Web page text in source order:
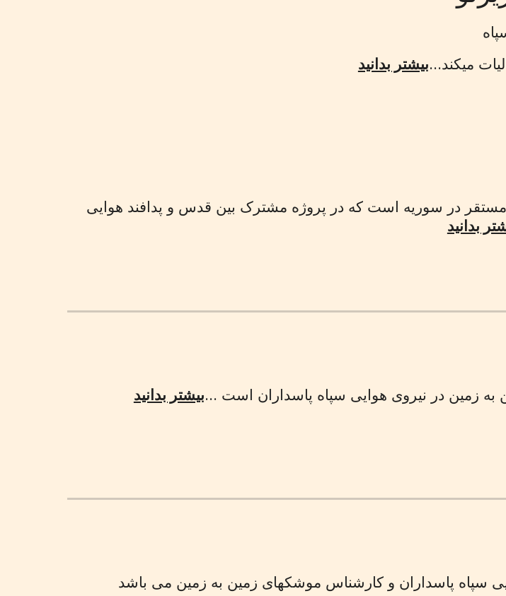
میکند...بیشتر بدانید
در سوریه است که در پروژه مشترک بین قدس و پدافند هوایی
بدانید
زمین در نیروی هوایی سپاه پاسداران است ...بیشتر بدانید
سپاه پاسداران و کارشناس موشکهای زمین به زمین می باشد